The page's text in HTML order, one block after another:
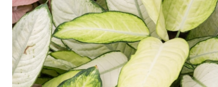
Arbustes de terre de bruyère
Plantes Grimpantes
Arbres fruitiers
Conifères
Plantes méditerranéennes et exotiques
Plantes
Plantes
Plantes
Plantes
Plantes